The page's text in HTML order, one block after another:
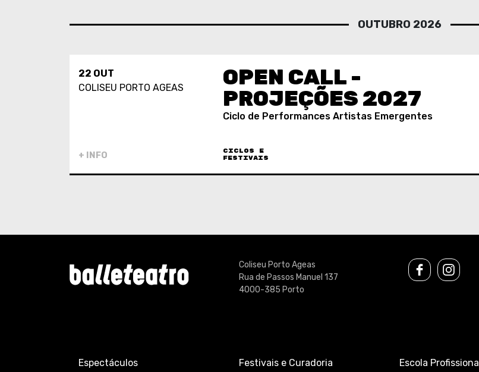
OUTUBRO 2026
22 OUT
COLISEU PORTO AGEAS
+ INFO
OPEN CALL -
PROJEÇÕES 2027
Ciclo de Performances Artistas Emergentes
CICLOS E
FESTIVAIS
Coliseu Porto Ageas
Rua de Passos Manuel 137
4000-385 Porto
Espectáculos
Festivais e Curadoria
Escola Profissional